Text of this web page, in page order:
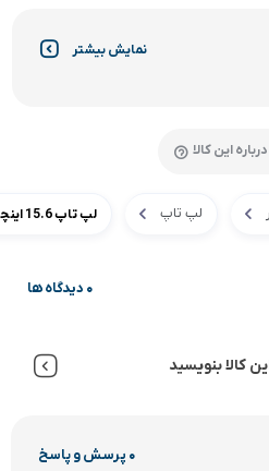
نمایش بیشتر
این کالا
لپ تاپ لپ تاپ 15.6 اینچی لنوو مدل ideapad 3 15ITL6
0 دیدگاه ها
کالا بنویسید
0 پرسش و پاسخ